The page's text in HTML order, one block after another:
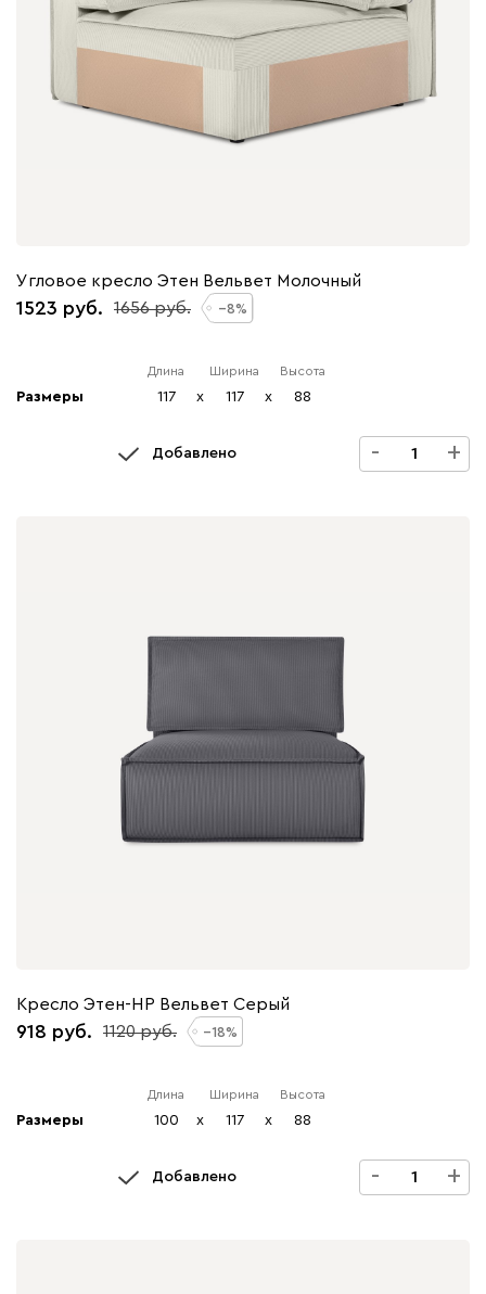
Угловое кресло Этен Вельвет Молочный
1523 1656 8
Размеры
Длина
117 x
Ширина
117 x
Высота
88
Добавлено - +
Кресло Этен-НР Вельвет Серый
918 1120 18
Размеры
Длина
100 x
Ширина
117 x
Высота
88
Добавлено - +